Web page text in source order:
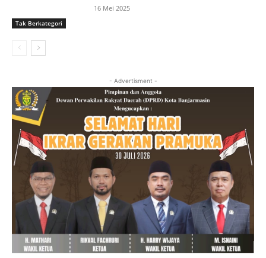
Tak Berkategori
16 Mei 2025
- Advertisment -